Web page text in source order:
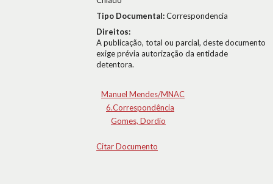
Tipo Documental:Correspondencia
Direitos:
A publicação, total ou parcial, deste documento
exige prévia autorização da entidade
detentora.
Manuel Mendes/MNAC
6.Correspondência
Gomes, Dordio
Citar Documento